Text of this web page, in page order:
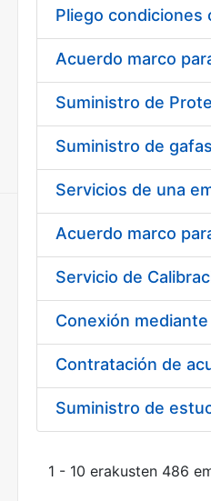
Erakutsi/Ezkutatu
Pliego condiciones
Acuerdo marco
Acuerdo marco
Suministro de
1 - 10 erakusten 486